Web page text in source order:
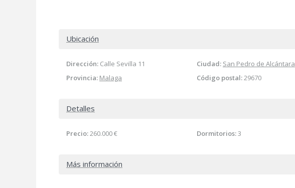
Ubicación
Dirección: Calle Sevilla 11 Ciudad: San Pedro de Alcántara
Provincia: Malaga Código postal:29670
Detalles
Precio:260.000 € Dormitorios:3
Más información